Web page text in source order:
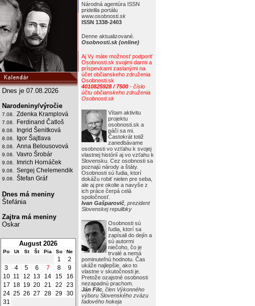
Národná agentúra ISSN
pridelila portálu
www.osobnosti.sk
ISSN 1338-2403
Denne aktualizované.
Osobnosti.sk (online)
Aj Vy máte možnosť podporiť
Osobnosti.sk svojimi darmi a
príspevkami zaslanými na
účet občianskeho združenia
Osobnosti.sk
4010825928 / 7500 - číslo
účtu občianskeho združenia
Osobnosti.sk
Vítam aktivitu
projektu
osobnosti.sk a
páči sa mi.
Častokrát totiž
zanedbávame
osobnosti vo vzťahu k svojej
vlastnej histórií aj vo vzťahu k
Slovensku. Cez osobnosti sa
poznajú národy a štáty.
Osobnosti sú ľudia, ktorí
dokážu robiť nielen pre seba,
ale aj pre okolie a navyše z
ich práce čerpá celá
spoločnosť.
Ivan Gašparovič , prezident
Slovenskej repulibky
Osobnosti sú
ľudia, ktorí sa
zapísali do dejín a
sú autormi
niečoho, čo je
trvalé a nemá
pominuteľnú hodnotu. Čas
ukáže najlepšie, ako to
vlastne v skutočnosti je.
Pretože ozajstné osobnosti
nezapadnú prachom.
Ján Filc , člen Výkonného
výboru Slovenského zväzu
ľadového hokeja
Dnes je 07.08.2026
Narodeniny/výročie
7.08. Zdenka Kramplová
7.08. Ferdinand Čatloš
8.08. Ingrid Šenitková
8.08. Igor Šajtlava
8.08. Anna Belousovová
9.08. Vavro Šrobár
9.08. Imrich Hornáček
9.08. Sergej Chelemendik
9.08. Štefan Gráf
Dnes má meniny
Štefánia
Zajtra má meniny
Oskar
August 2026
Po Ut St Št Pia So Ne
1
2
3
4 5 6 7 8
9
10 11 12 13 14 15
16
17 18 19 20 21 22
23
24 25 26 27 28 29 30
31